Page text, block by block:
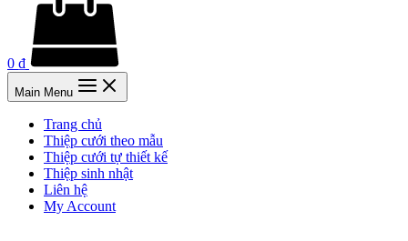
0 ₫
Main Menu
Trang chủ
Thiệp cưới theo mẫu
Thiệp cưới tự thiết kế
Thiệp sinh nhật
Liên hệ
My Account